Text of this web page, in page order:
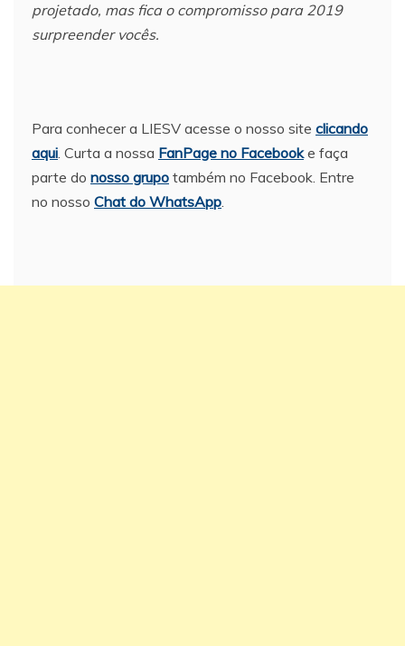
projetado, mas fica o compromisso para 2019
surpreender vocês.
Para conhecer a LIESV acesse o nosso site clicando
aqui. Curta a nossa FanPage no Facebooke faça
parte do nosso grupo também no Facebook. Entre
no nosso Chat do WhatsApp.